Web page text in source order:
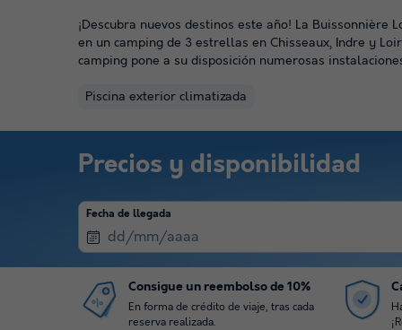
¡Descubra nuevos destinos este año! La
en un camping de 3 estrellas en Chisseaux, Indre y
camping pone a su disposición numerosas
Piscina exterior climatizada
Precios y disponibilidad
Fecha de llegada
Consigue un reembolso de 10%
En forma de crédito de viaje, tras cada
reserva realizada.